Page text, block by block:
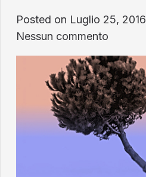
Posted on Luglio 25, 2016
Nessun commento